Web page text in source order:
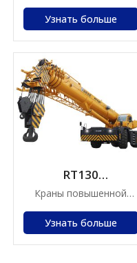
Узнать больше
RT130
Вездеходный кран
Краны повышенной
Узнать больше